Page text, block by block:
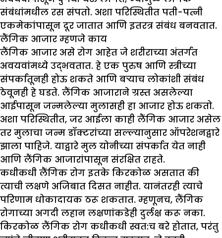
संबंधांमधील रस संपतो. अशा परिस्थितीत पती-पत्नी
एकमेकांपासून दूर जातात आणि इतरत्र संबंध बनवतात.
लैंगिक आजार म्हणजे काय
लैंगिक आजार असे रोग आहेत जे शरीराच्या अंतर्गत
अवयवांमध्ये उद्भवतात. हे एक पुरुष आणि स्त्रीच्या
संपर्कातूनही होऊ शकते आणि बऱ्याच लोकांशी संबंध
ठेवूनही हे घडते. लैंगिक आजाराने ग्रस्त असलेल्या
आईपासून जन्मलेल्या मुलासही हा आजार होऊ शकतो.
अशा परिस्थितीत, जर आईला काही लैंगिक आजार असेल
तर मुलाचा जन्म डॉक्टरांच्या सल्ल्यानुसार ऑपरेशनद्वारे
झाला पाहिजे. याद्वारे मुल योनीच्या संपर्कात येत नाही
आणि लैंगिक आजारांपासून संरक्षित राहते.
कधीकधी लैंगिक रोग इतके किरकोळ असतात की
त्याची लक्षणे अजिबात दिसत नाहीत. यानंतरही त्याचे
परिणाम धोकादायक ठरू शकतात. म्हणूनच, लैंगिक
रोगाच्या अगदी लहान लक्षणांकडेही दुर्लक्ष करू नका.
किरकोळ लैंगिक रोग कधीकधी स्वत:च बरे होतात, परंतु